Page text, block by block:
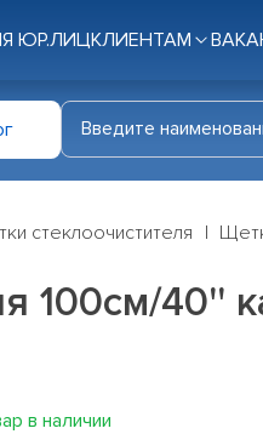
ЮР.ЛИЦКЛИЕНТАМ
стеклоочистителя
100см/40''
в наличии